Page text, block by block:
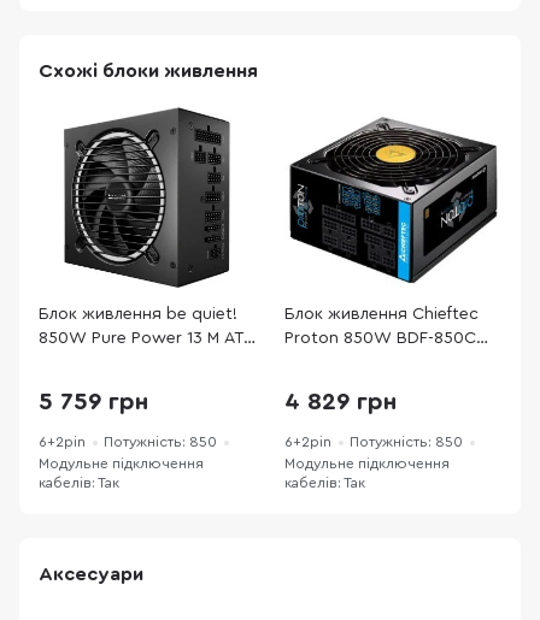
Схожі блоки живлення
Блок живлення be quiet!
850W Pure Power 13 M ATX
5 759 грн
6+2pin
Потужність: 850
Модульне підключення
кабелів: Так
Блок живлення Chieftec
Proton 850W BDF-850C
4 829 грн
6+2pin
Потужність: 850
Модульне підключення
кабелів: Так
Аксесуари